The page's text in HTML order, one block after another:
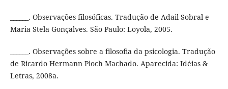
______. Observações filosóficas. Tradução de Adail Sobral e
Maria Stela Gonçalves. São Paulo: Loyola, 2005.
______. Observações sobre a filosofia da psicologia. Tradução
de Ricardo Hermann Ploch Machado. Aparecida: Idéias &
Letras, 2008a.